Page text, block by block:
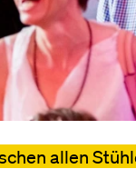
allen